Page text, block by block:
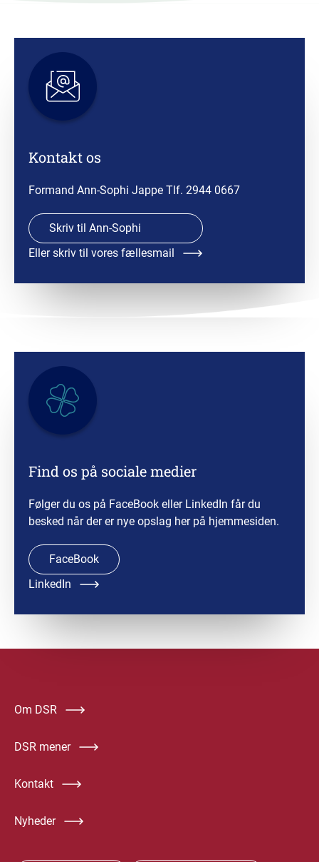
Kontakt os
For​mand Ann-Sophi Jappe Tlf. 2944 0667
Skriv til Ann-Sophi
Eller skriv til vores fællesmail
Find os på sociale medier
Følger du os på FaceBook eller LinkedIn får du
besked når der er nye opslag her på hjemmesiden.
FaceBook
LinkedIn
Om DSR
DSR mener
Kontakt
Nyheder